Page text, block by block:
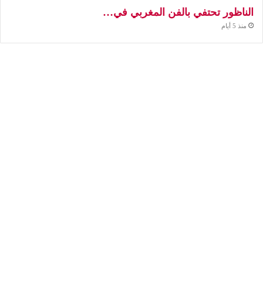
الناظور تحتفي بالفن المغربي في…
منذ 5 أيام